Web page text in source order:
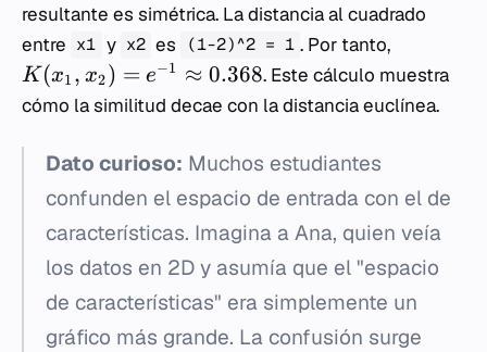
resultante es simétrica. La distancia al cuadrado
entre x1 y x2 es (1-2)^2 = 1 . Por tanto,
K (x1 , x2) = e−1 ≈ 0.368. Este cálculo muestra
cómo la similitud decae con la distancia euclínea.
Dato curioso: Muchos estudiantes
confunden el espacio de entrada con el de
características. Imagina a Ana, quien veía
los datos en 2D y asumía que el "espacio
de características" era simplemente un
gráfico más grande. La confusión surge